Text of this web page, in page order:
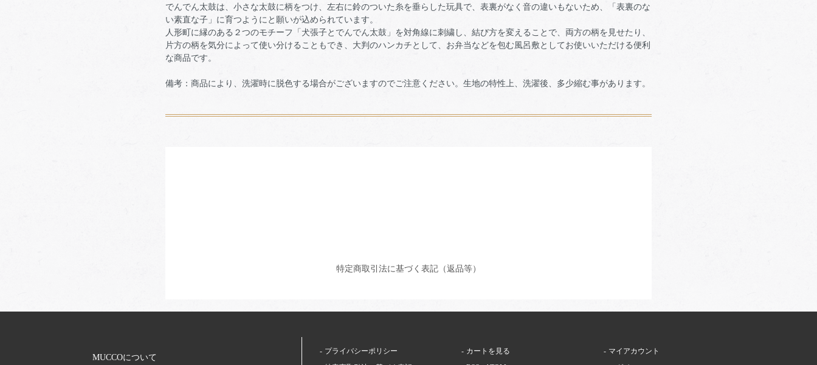
でんでん太鼓は、小さな太鼓に柄をつけ、左右に鈴のついた糸を垂らした玩具で、表裏がなく音の違いもないため、「表裏のな
い素直な子」に育つようにと願いが込められています。
人形町に縁のある２つのモチーフ「犬張子とでんでん太鼓」を対角線に刺繍し、結び方を変えることで、両方の柄を見せたり、
片方の柄を気分によって使い分けることもでき、大判のハンカチとして、お弁当などを包む風呂敷としてお使いいただける便利
な商品です。
備考：商品により、洗濯時に脱色する場合がございますのでご注意ください。生地の特性上、洗濯後、多少縮む事があります。
特定商取引法に基づく表記（返品等）
MUCCOについて
プライバシーポリシー
カートを見る
マイアカウント